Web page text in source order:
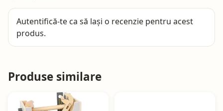
Autentifică-te ca să lași o recenzie pentru acest
produs.
Produse similare